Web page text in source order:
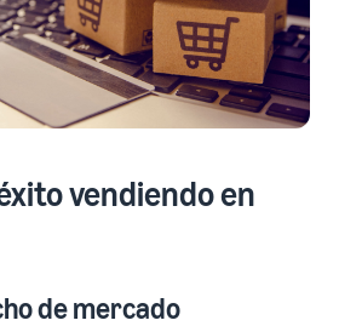
vendiendo en
de mercado